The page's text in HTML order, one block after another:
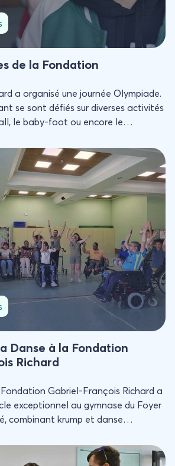
de la Fondation
a organisé une journée Olympiade.
se sont défiés sur diverses activités
le baby-foot ou encore le
Danse à la Fondation
Richard
Fondation Gabriel-François Richard a
exceptionnel au gymnase du Foyer
combinant krump et danse
Compagnie Ma, ont captivé le public
de 30 minutes.
à la Fondation Gabriel-François
bénévoles à la Fondation !